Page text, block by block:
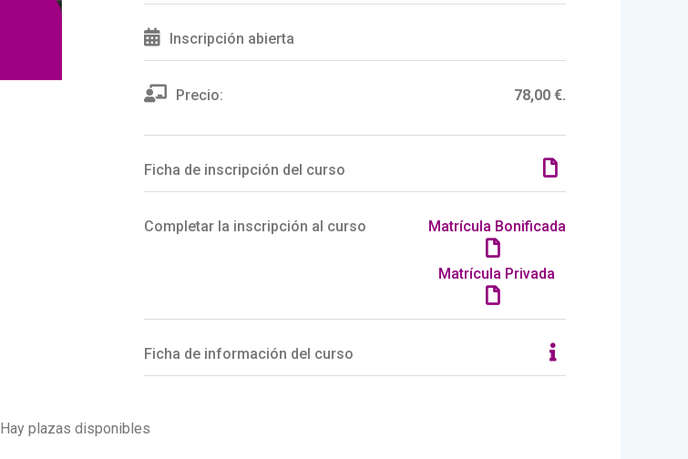
Inscripción abierta
Precio: 78,00 €.
Ficha de inscripción del curso
Completar la inscripción al curso Matrícula Bonificada
Matrícula Privada
Ficha de información del curso
Hay plazas disponibles